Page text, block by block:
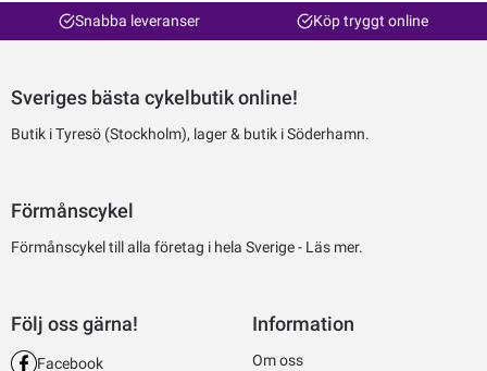
Snabba leveranser Köp tryggt online
Sveriges bästa cykelbutik online!
Butik i Tyresö (Stockholm), lager & butik i Söderhamn.
Förmånscykel
Förmånscykel till alla företag i hela Sverige - Läs mer.
Följ oss gärna!
Facebook
Information
Om oss